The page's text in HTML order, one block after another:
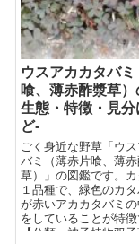
ウスアカカタバ
喰、薄赤酢漿草
生態・特徴・見分
ど-
ごく身近な野草「ウ
バミ（薄赤片喰、薄
草）」の図鑑です。
１品種で、緑色のカ
が赤いアカカタバミ
をしていることが特徴
【分類：被子植物双